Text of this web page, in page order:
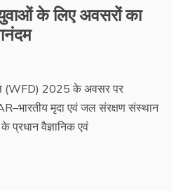
के लिए अवसरों का
(WFD) 2025 के अवसर पर
मृदा एवं जल संरक्षण संस्थान
प्रधान वैज्ञानिक एवं